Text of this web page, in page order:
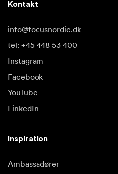
Kontakt
info@focusnordic.dk
tel: +45 448 53 400
Instagram
Facebook
YouTube
LinkedIn
Inspiration
Ambassadører